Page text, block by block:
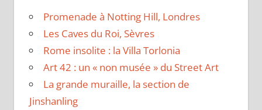
Promenade à Notting Hill, Londres
Les Caves du Roi, Sèvres
Rome insolite : la Villa Torlonia
Art 42 : un « non musée » du Street Art
La grande muraille, la section de
Jinshanling